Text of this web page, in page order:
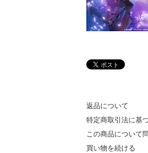
返品について
特定商取引法に基
この商品について
買い物を続ける